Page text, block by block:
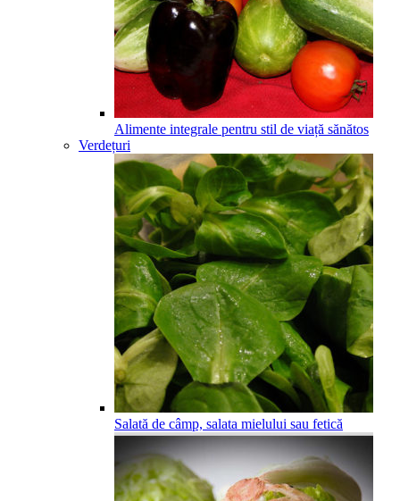
Alimente integrale pentru stil de viață sănătos
Verdețuri
Salată de câmp, salata mielului sau fetică